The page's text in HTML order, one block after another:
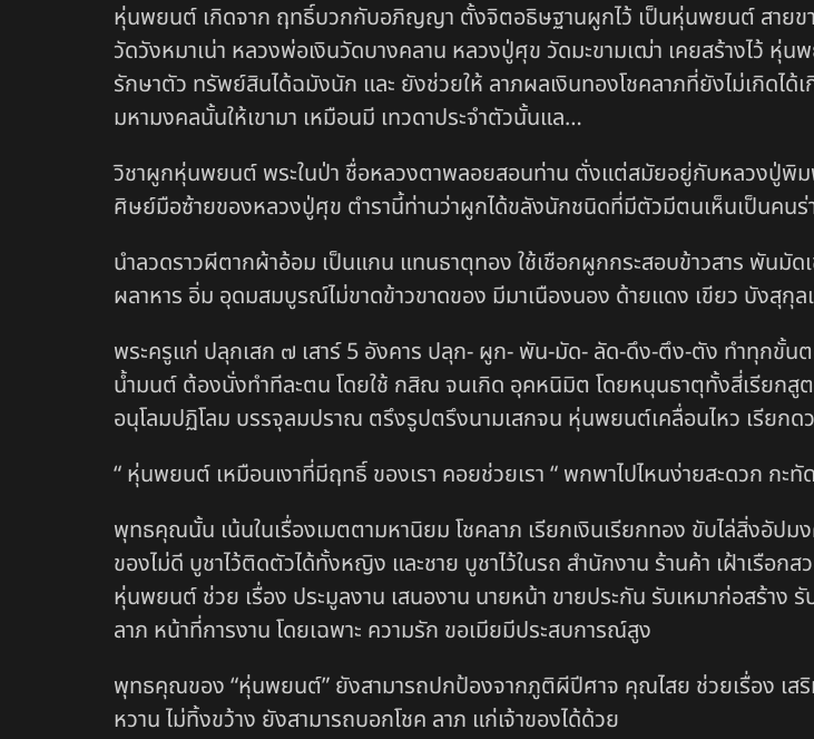
หุ่นพยนต์ เกิดจาก ฤทธิ์บวกกับอภิญญา ตั้งจิตอธิษฐานผูกไว้ เป็นหุ่นพยนต์ สายข
วัดวังหมาเน่า หลวงพ่อเงินวัดบางคลาน หลวงปู่ศุข วัดมะขามเฒ่า เคยสร้างไว้
รักษาตัว ทรัพย์สินได้ฉมังนัก และ ยังช่วยให้ ลาภผลเงินทองโชคลาภที่ยังไม่เกิดไ
มหามงคลนั้นให้เขามา เหมือนมี เทวดาประจำตัวนั้นแล…
วิชาผูกหุ่นพยนต์ พระในป่า ชื่อหลวงตาพลอยสอนท่าน ตั่งแต่สมัยอยู่กับหลวงปู่พิ
ศิษย์มือซ้ายของหลวงปู่ศุข ตำรานี้ท่านว่าผูกได้ขลังนักชนิดที่มีตัวมีตนเห็นเป็นคนร่
นำลวดราวผีตากผ้าอ้อม เป็นแกน แทนธาตุทอง ใช้เชือกผูกกระสอบข้าวสาร พันมั
ผลาหาร อิ่ม อุดมสมบูรณ์ไม่ขาดข้าวขาดของ มีมาเนืองนอง ด้ายแดง เขียว บังสุกุ
พระครูแก่ ปลุกเสก ๗ เสาร์ 5 อังคาร ปลุก- ผูก- พัน-มัด- ลัด-ดึง-ตึง-ตัง ทำทุกขั้
น้ำมนต์ ต้องนั่งทำทีละตน โดยใช้ กสิณ จนเกิด อุคหนิมิต โดยหนุนธาตุทั้งสี่เรียกสูต
อนุโลมปฏิโลม บรรจุลมปราณ ตรึงรูปตรึงนามเสกจน หุ่นพยนต์เคลื่อนไหว เรีย
“ หุ่นพยนต์ เหมือนเงาที่มีฤทธิ์ ของเรา คอยช่วยเรา “ พกพาไปไหนง่ายสะดวก ก
พุทธคุณนั้น เน้นในเรื่องเมตตามหานิยม โชคลาภ เรียกเงินเรียกทอง ขับไล่สิ่งอั
ของไม่ดี บูชาไว้ติดตัวได้ทั้งหญิง และชาย บูชาไว้ในรถ สำนักงาน ร้านค้า เฝ้าเรือ
หุ่นพยนต์ ช่วย เรื่อง ประมูลงาน เสนองาน นายหน้า ขายประกัน รับเหมาก่อสร้าง
ลาภ หน้าที่การงาน โดยเฉพาะ ความรัก ขอเมียมีประสบการณ์สูง
พุทธคุณของ “หุ่นพยนต์” ยังสามารถปกป้องจากภูติผีปีศาจ คุณไสย ช่วยเรื่อง เสริ
หวาน ไม่ทิ้งขว้าง ยังสามารถบอกโชค ลาภ แก่เจ้าของได้ด้วย